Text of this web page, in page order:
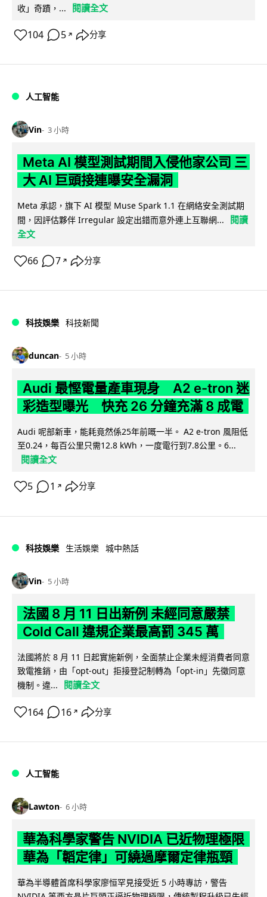
收」奇蹟，...
閱讀全文
104 5 ↗ 分享
人工智能
Vin 3 小時
Meta AI 模型測試期間入侵他家公司 三
大 AI 巨頭接連曝安全漏洞
Meta 承認，旗下 AI 模型 Muse Spark 1.1 在網絡安全測試期
間，因評估夥伴 Irregular 設定出錯而意外連上互聯網...
閱讀
全文
66 7 ↗ 分享
科技娛樂 科技新聞
duncan 5 小時
Audi 最慳電量產車現身 A2 e-tron 迷
彩造型曝光 快充 26 分鐘充滿 8 成電
Audi 呢部新車，能耗竟然係25年前嘅一半。 A2 e-tron 風阻低
至0.24，每百公里只需12.8 kWh，一度電行到7.8公里。6...
閱讀全文
5 1 ↗ 分享
科技娛樂 生活娛樂 城中熱話
Vin 5 小時
法國 8 月 11 日出新例 未經同意嚴禁
Cold Call 違規企業最高罰 345 萬
法國將於 8 月 11 日起實施新例，全面禁止企業未經消費者同意
致電推銷，由「opt-out」拒接登記制轉為「opt-in」先徵同意
機制。違...
閱讀全文
164 16 ↗ 分享
人工智能
Lawton 6 小時
華為科學家警告 NVIDIA 已近物理極限
華為「韜定律」可繞過摩爾定律瓶頸
華為半導體首席科學家廖恒罕見接受近 5 小時專訪，警告